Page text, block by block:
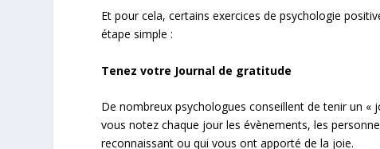
Et pour cela, certains exercices de psychologie
étape simple :
Tenez votre Journal de gratitude
De nombreux psychologues conseillent de tenir un
vous notez chaque jour les évènements, les
reconnaissant ou qui vous ont apporté de la joie.